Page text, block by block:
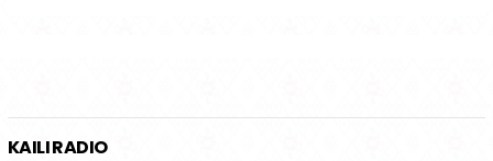
KAILI RADIO